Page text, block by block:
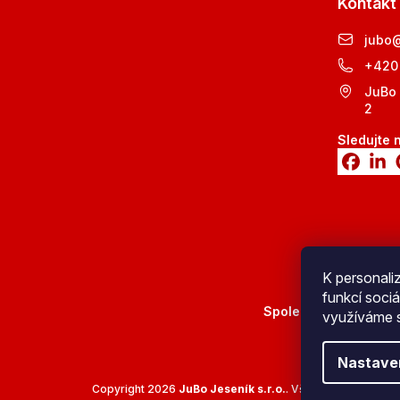
K
funkcí
využíváme
jubo
+420
2
Sledujte
Spolehlivé doručení
Copyright 2026 JuBo Jeseník s.r.o.. Všechna práva